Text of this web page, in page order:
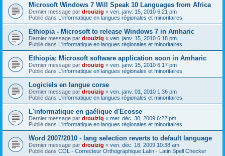
Microsoft Windows 7 Will Speak 10 Languages from Africa
Dernier message par drouizig « ven. janv. 15, 2010 6:21 pm
Publié dans L'informatique en langues régionales et minoritaires
Ethiopia - Microsoft to release Windows 7 in Amharic
Dernier message par drouizig « ven. janv. 15, 2010 6:18 pm
Publié dans L'informatique en langues régionales et minoritaires
Ethiopia: Microsoft software application soon in Amharic
Dernier message par drouizig « ven. janv. 15, 2010 6:17 pm
Publié dans L'informatique en langues régionales et minoritaires
Logiciels en langue corse
Dernier message par drouizig « ven. janv. 01, 2010 1:36 pm
Publié dans L'informatique en langues régionales et minoritaires
L'informatique en gaélique d'Ecosse
Dernier message par drouizig « mer. déc. 30, 2009 6:22 pm
Publié dans L'informatique en langues régionales et minoritaires
Word 2007/2010 - lang selection reverts to default language
Dernier message par drouizig « ven. déc. 18, 2009 10:38 am
Publié dans COL - Correcteur Orthographique Latin - Latin Spell Checker